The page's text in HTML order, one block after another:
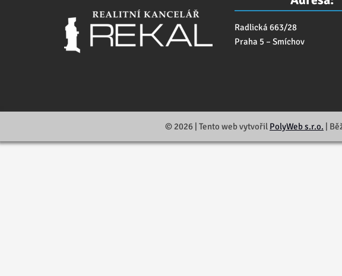
Radlická 663/28
Praha 5 – Smíchov
© 2026 | Tento web vytvořil PolyWeb s.r.o. |